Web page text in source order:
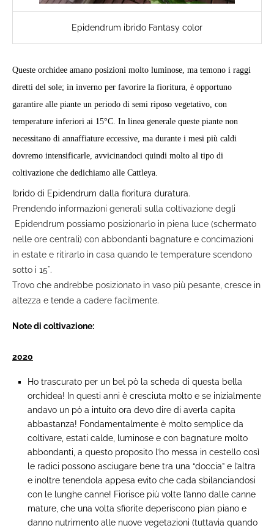
Epidendrum ibrido Fantasy color
Queste orchidee amano posizioni molto luminose, ma temono i raggi
diretti del sole; in inverno per favorire la fioritura, è opportuno
garantire alle piante un periodo di semi riposo vegetativo, con
temperature inferiori ai 15°C. In linea generale queste piante non
necessitano di annaffiature eccessive, ma durante i mesi più caldi
dovremo intensificarle, avvicinandoci quindi molto al tipo di
coltivazione che dedichiamo alle Cattleya.
Ibrido di Epidendrum dalla fioritura duratura.
Prendendo informazioni generali sulla coltivazione degli
Epidendrum possiamo posizionarlo in piena luce (schermato
nelle ore centrali) con abbondanti bagnature e concimazioni
in estate e ritirarlo in casa quando le temperature scendono
sotto i 15°.
Trovo che andrebbe posizionato in vaso più pesante, cresce in
altezza e tende a cadere facilmente.
Note di coltivazione:
2020
Ho trascurato per un bel pò la scheda di questa bella
orchidea! In questi anni è cresciuta molto e se inizialmente
andavo un pò a intuito ora devo dire di averla capita
abbastanza! Fondamentalmente è molto semplice da
coltivare, estati calde, luminose e con bagnature molto
abbondanti, a questo proposito l’ho messa in cestello così
le radici possono asciugare bene tra una “doccia” e l’altra
e inoltre tenendola appesa evito che cada sbilanciandosi
con le lunghe canne! Fiorisce più volte l’anno dalle canne
mature, che una volta sfiorite deperiscono pian piano e
danno nutrimento alle nuove vegetazioni (tuttavia quando